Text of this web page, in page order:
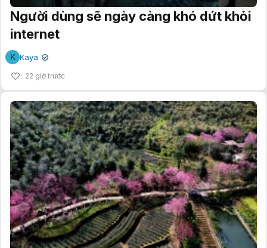
Người dùng sẽ ngày càng khó dứt khỏi
internet
K Kaya ✔
22 giờ trước